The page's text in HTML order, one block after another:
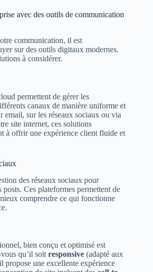
avec des outils de communication
communication, il est
sur des outils digitaux modernes.
à considérer.
permettent de gérer les
canaux de manière uniforme et
email, sur les réseaux sociaux ou via
site internet, ces solutions
à offrir une expérience client fluide et
des réseaux sociaux pour
Ces plateformes permettent de
comprendre ce qui fonctionne
bien conçu et optimisé est
qu’il soit responsive (adapté aux
propose une excellente expérience